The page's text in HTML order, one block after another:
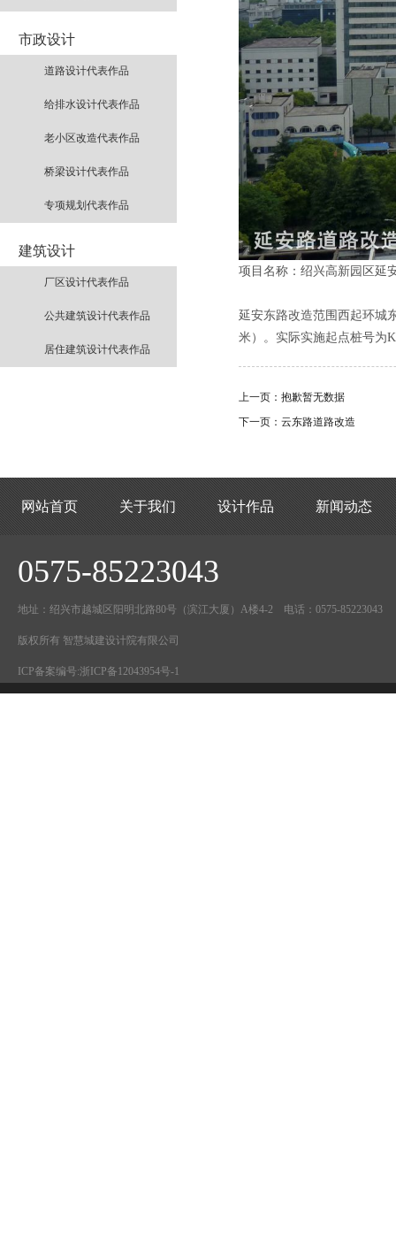
市政设计
道路设计代表作品
给排水设计代表作品
老小区改造代表作品
桥梁设计代表作品
专项规划代表作品
建筑设计
厂区设计代表作品
公共建筑设计代表作品
居住建筑设计代表作品
项目名称：绍兴高新园区延
延安东路改造范围西起环城
米）。实际实施起点桩号为
上一页： 抱歉暂无数据
下一页： 云东路道路改造
网站首页 关于我们 设计作品 新闻动态
0575-85223043
地址：绍兴市越城区阳明北路80号（滨江大厦）A楼4-2 电话：0575-85223043
版权所有 智慧城建设计院有限公司
ICP备案编号:浙ICP备12043954号-1